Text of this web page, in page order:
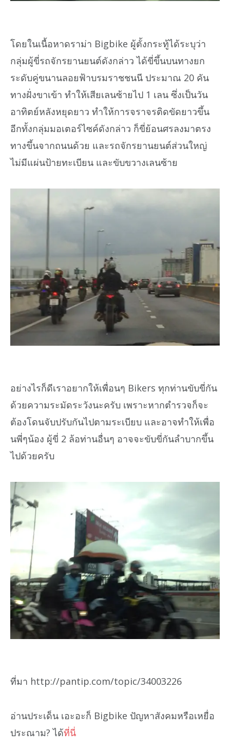
โดยในเนื้อหาดราม่า Bigbike ผู้ตั้งกระทู้ได้ระบุว่า
กลุ่มผู้ขี่รถจักรยานยนต์ดังกล่าว ได้ขี่ขึ้นบนทางยก
ระดับคู่ขนานลอยฟ้าบรมราชชนนี ประมาณ 20 คัน
ทางฝั่งขาเข้า ทำให้เสียเลนซ้ายไป 1 เลน ซึ่งเป็นวัน
อาทิตย์หลังหยุดยาว ทำให้การจราจรติดขัดยาวขึ้น
อีกทั้งกลุ่มมอเตอร์ไซค์ดังกล่าว ก็ขี่ย้อนศรลงมาตรง
ทางขึ้นจากถนนด้วย และรถจักรยานยนต์ส่วนใหญ่
ไม่มีแผ่นป้ายทะเบียน และขับขวางเลนซ้าย
อย่างไรก็ดีเราอยากให้เพื่อนๆ Bikers ทุกท่านขับขี่กัน
ด้วยความระมัดระวังนะครับ เพราะหากตำรวจก็จะ
ต้องโดนจับปรับกันไปตามระเบียบ และอาจทำให้เพื่อ
นพี่ๆน้อง ผู้ขี่ 2 ล้อท่านอื่นๆ อาจจะขับขี่กันลำบากขึ้น
ไปด้วยครับ
ที่มา http://pantip.com/topic/34003226
อ่านประเด็น เอะอะก็ Bigbike ปัญหาสังคมหรือเหยื่อ
ประณาม? ได้ที่นี่